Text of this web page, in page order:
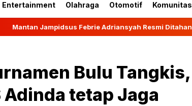
Entertainment Olahraga Otomotif Komunitas
Adriansyah Resmi Ditahan di Rutan KPK
Bulu Tangkis,
Adinda tetap Jaga